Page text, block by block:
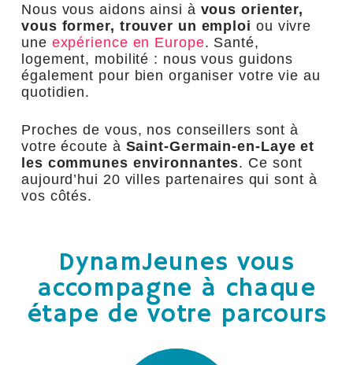
Nous vous aidons ainsi à vous orienter,
vous former, trouver un emploi ou vivre
une expérience en Europe. Santé,
logement, mobilité : nous vous guidons
également pour bien organiser votre vie au
quotidien.
Proches de vous, nos conseillers sont à
votre écoute à Saint-Germain-en-Laye et
les communes environnantes. Ce sont
aujourd’hui 20 villes partenaires qui sont à
vos côtés.
DynamJeunes vous
accompagne à chaque
étape de votre parcours